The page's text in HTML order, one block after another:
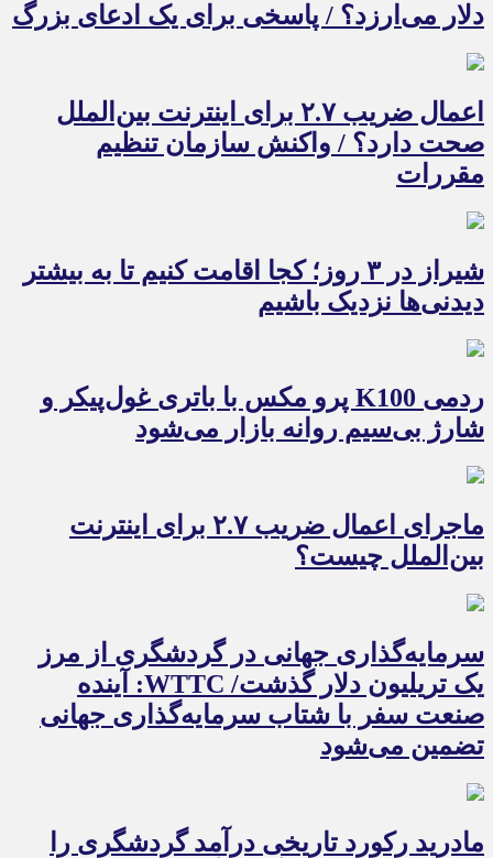
دلار می‌ارزد؟ / پاسخی برای یک ادعای بزرگ
اعمال ضریب ۲.۷ برای اینترنت بین‌الملل
صحت دارد؟ / واکنش سازمان تنظیم
مقررات
شیراز در ۳ روز؛ کجا اقامت کنیم تا به بیشتر
دیدنی‌ها نزدیک باشیم
ردمی K100 پرو مکس با باتری غول‌پیکر و
شارژ بی‌سیم روانه بازار می‌شود
ماجرای اعمال ضریب ۲.۷ برای اینترنت
بین‌الملل چیست؟
سرمایه‌گذاری جهانی در گردشگری از مرز
یک تریلیون دلار گذشت/ WTTC: آینده
صنعت سفر با شتاب سرمایه‌گذاری جهانی
تضمین می‌شود
مادرید رکورد تاریخی درآمد گردشگری را